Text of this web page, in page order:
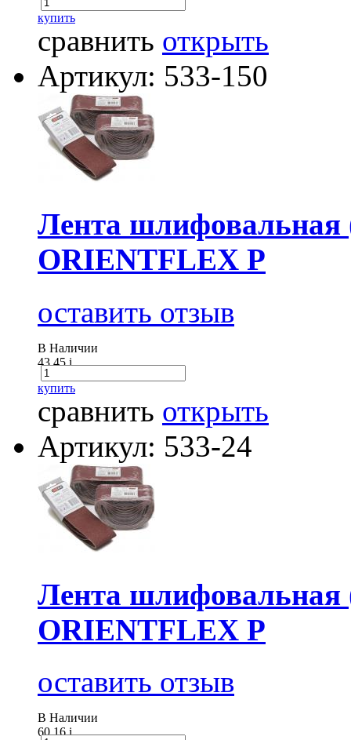
купить
сравнить открыть
Артикул: 533-150
Лента шлифовальная
ORIENTFLEX P
оставить отзыв
В Наличии
43.45i
купить
сравнить открыть
Артикул: 533-24
Лента шлифовальная
ORIENTFLEX P
оставить отзыв
В Наличии
60.16i